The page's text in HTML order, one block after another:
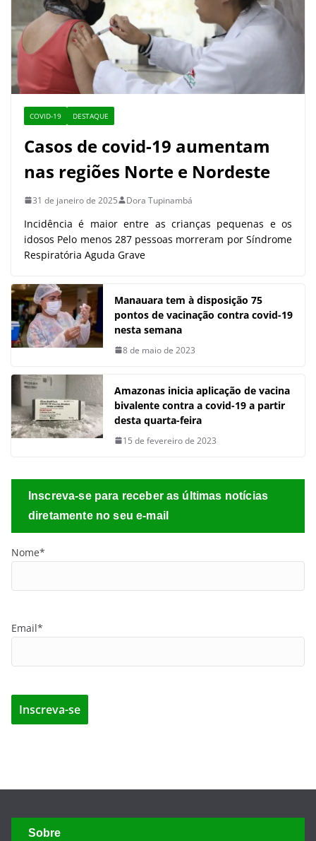
COVID-19 DESTAQUE
Casos de covid-19 aumentam
nas regiões Norte e Nordeste
31 de janeiro de 2025 Dora Tupinambá
Incidência é maior entre as crianças pequenas e os
idosos Pelo menos 287 pessoas morreram por Síndrome
Respiratória Aguda Grave
Manauara tem à disposição 75
pontos de vacinação contra covid-19
nesta semana
8 de maio de 2023
Amazonas inicia aplicação de vacina
bivalente contra a covid-19 a partir
desta quarta-feira
15 de fevereiro de 2023
Inscreva-se para receber as últimas notícias
diretamente no seu e-mail
Nome*
Email*
Sobre